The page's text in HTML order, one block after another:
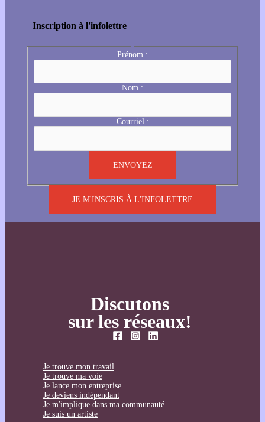
Inscription à l'infolettre
Prénom :
Nom :
Courriel :
JE M'INSCRIS À L'INFOLETTRE
Discutons
sur les réseaux!
Je trouve mon travail
Je trouve ma voie
Je lance mon entreprise
Je deviens indépendant
Je m'implique dans ma communauté
Je suis un artiste